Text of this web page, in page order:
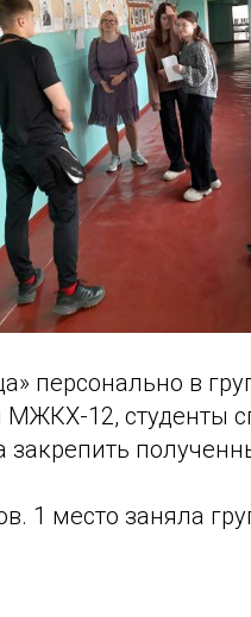
персонально в
12, студенты
1 место заняла